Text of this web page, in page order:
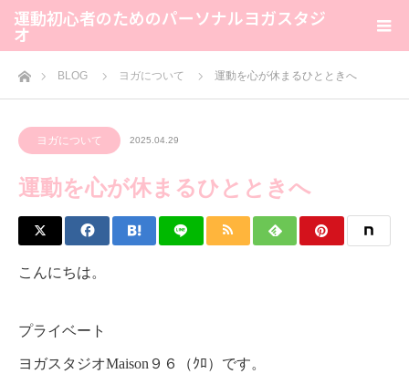
運動初心者のためのパーソナルヨガスタジ
オ
ホームBLOG ヨガについて 運動を心が休まるひとときへ
ヨガについて 2025.04.29
運動を心が休まるひとときへ
こんにちは。
プライベート
ヨガスタジオMaison９６（ｸﾛ）です。